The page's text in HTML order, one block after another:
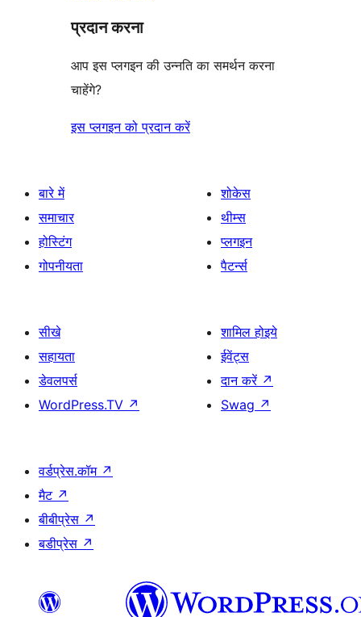
प्रदान करना
आप इस प्लगइन की उन्नति का समर्थन करना
चाहेंगे?
इस प्लगइन को प्रदान करें
बारे में
समाचार
होस्टिंग
गोपनीयता
शोकेस
थीम्स
प्लगइन
पैटर्न्स
सीखे
सहायता
डेवलपर्स
WordPress.TV ↗
शामिल होइये
ईवेंट्स
दान करें ↗
Swag ↗
वर्डप्रेस.कॉम ↗
मैट ↗
बीबीप्रेस ↗
बडीप्रेस ↗